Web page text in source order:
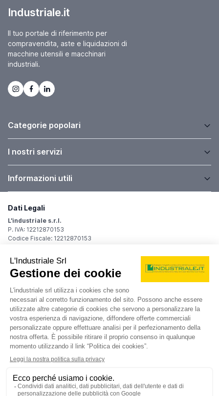
Industriale.it
Il tuo portale di riferimento per
compravendita, aste e liquidazioni di
macchine utensili e macchinari
industriali.
Categorie popolari
I nostri servizi
Informazioni utili
Dati Legali
L'industriale s.r.l.
P. IVA: 12212870153
Codice Fiscale: 12212870153
Sede Legale
Via Carlo Dolci, 32
20148 Milano (MI)
Italy
Registro Imprese
Iscrizione R.I.: 12212870153
REA: MI-1539011
Capitale sociale: Euro 10.400,00 i.v.
Contatti
info@industriale.it
PEC:industriale@pec.industriale.it
02 8969 3116